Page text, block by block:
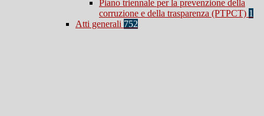
Piano triennale per la prevenzione della
corruzione e della trasparenza (PTPCT) 1
Atti generali 752